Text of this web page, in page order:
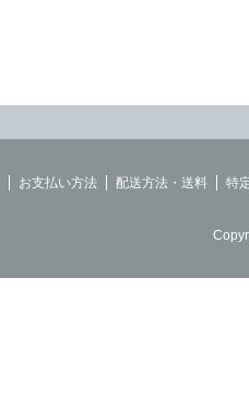
お支払い方法 配送方法・送料 特